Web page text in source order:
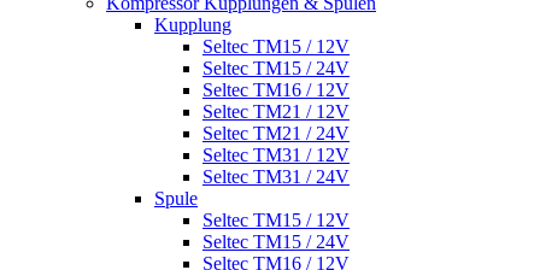
Kupplung
Seltec TM15 / 12V
Seltec TM15 / 24V
Seltec TM16 / 12V
Seltec TM21 / 12V
Seltec TM21 / 24V
Seltec TM31 / 12V
Seltec TM31 / 24V
Spule
Seltec TM15 / 12V
Seltec TM15 / 24V
Seltec TM16 / 12V